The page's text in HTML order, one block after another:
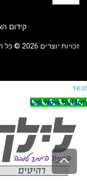
קידום
זכויות יוצרים 2026 © כל הזכויות שמורות ללילך רהיטים
גלילה לראש
test
Call Now Button